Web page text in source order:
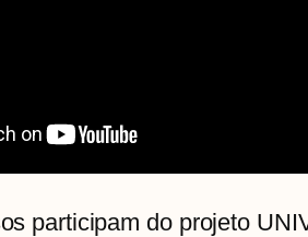
participam do projeto